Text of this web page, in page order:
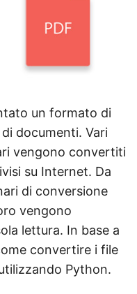
un formato di
documenti. Vari
vengono convertiti
su Internet. Da
di conversione
vengono
lettura. In base a
convertire i file
Python.